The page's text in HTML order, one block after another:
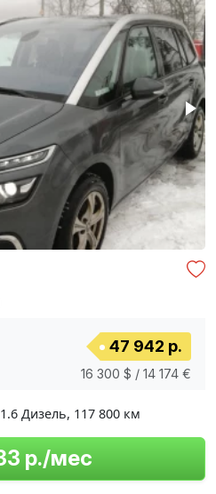
47 942 р.
16 300 $ / 14 174 €
1.6 Дизель, 117 800 км
р./мес